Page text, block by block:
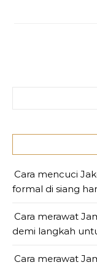
Cara mencuci
formal di siang
Cara merawat
demi langkah
Cara merawat